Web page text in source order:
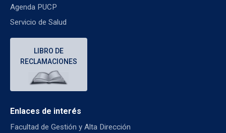
Agenda PUCP
Servicio de Salud
LIBRO DE
RECLAMACIONES
Enlaces de interés
Facultad de Gestión y Alta Dirección